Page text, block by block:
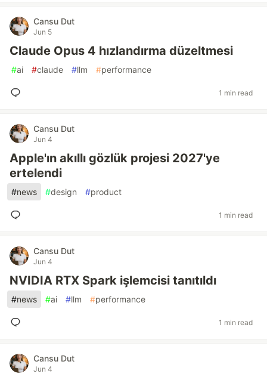
Cansu Dut
Jun 5
Claude Opus 4 hızlandırma düzeltmesi
#ai #claude #llm #performance
1 min read
Cansu Dut
Jun 4
Apple'ın akıllı gözlük projesi 2027'ye
ertelendi
#news #design #product
1 min read
Cansu Dut
Jun 4
NVIDIA RTX Spark işlemcisi tanıtıldı
#news #ai #llm #performance
1 min read
Cansu Dut
Jun 4